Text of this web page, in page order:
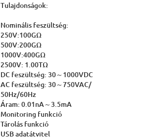
Tulajdonságok:
Nominális feszültség:
250V:100GΩ
500V:200GΩ
1000V:400GΩ
2500V: 1.00TΩ
DC feszültség: 30～1000VDC
AC feszültség: 30～750VAC/
50Hz/60Hz
Áram: 0.01nA～3.5mA
Monitoring funkció
Tárolás funkció
USB adatátvitel